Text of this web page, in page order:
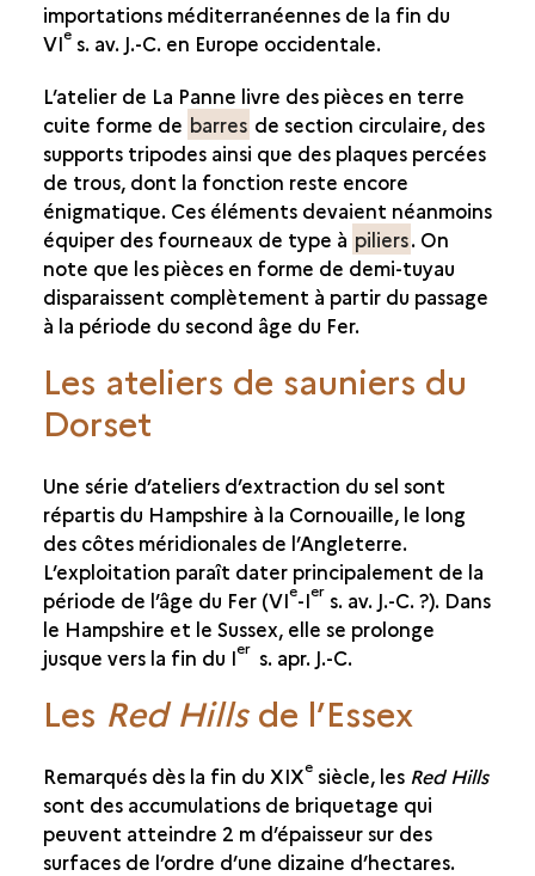
importations méditerranéennes de la fin du
VIes. av. J.-C. en Europe occidentale.
L’atelier de La Panne livre des pièces en terre
cuite forme de barres de section circulaire, des
supports tripodes ainsi que des plaques percées
de trous, dont la fonction reste encore
énigmatique. Ces éléments devaient néanmoins
équiper des fourneaux de type à piliers. On
note que les pièces en forme de demi-tuyau
disparaissent complètement à partir du passage
à la période du second âge du Fer.
Les ateliers de sauniers du
Dorset
Une série d’ateliers d’extraction du sel sont
répartis du Hampshire à la Cornouaille, le long
des côtes méridionales de l’Angleterre.
L’exploitation paraît dater principalement de la
période de l’âge du Fer (VIe-Ier s. av. J.-C. ?). Dans
le Hampshire et le Sussex, elle se prolonge
jusque vers la fin du Ier s. apr. J.-C.
Les Red Hillsde l’Essex
Remarqués dès la fin du XIXesiècle, les Red Hills
sont des accumulations de briquetage qui
peuvent atteindre 2 m d’épaisseur sur des
surfaces de l’ordre d’une dizaine d’hectares.